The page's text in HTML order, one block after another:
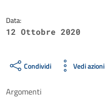
Data:
12 Ottobre 2020
Condividi Vedi azioni
Argomenti